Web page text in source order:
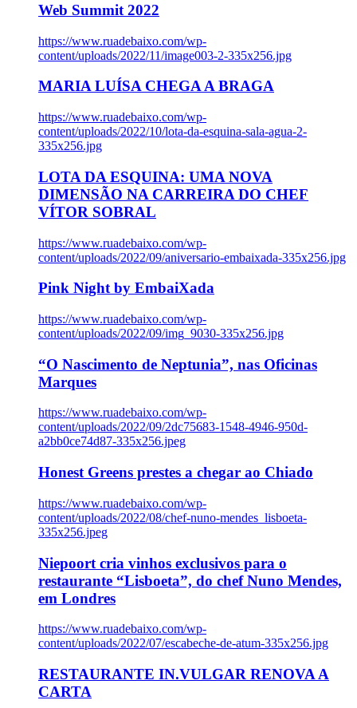
Web Summit 2022
https://www.ruadebaixo.com/wp-
content/uploads/2022/11/image003-2-335x256.jpg
MARIA LUÍSA CHEGA A BRAGA
https://www.ruadebaixo.com/wp-
content/uploads/2022/10/lota-da-esquina-sala-agua-2-
335x256.jpg
LOTA DA ESQUINA: UMA NOVA
DIMENSÃO NA CARREIRA DO CHEF
VÍTOR SOBRAL
https://www.ruadebaixo.com/wp-
content/uploads/2022/09/aniversario-embaixada-335x256.jpg
Pink Night by EmbaiXada
https://www.ruadebaixo.com/wp-
content/uploads/2022/09/img_9030-335x256.jpg
“O Nascimento de Neptunia”, nas Oficinas
Marques
https://www.ruadebaixo.com/wp-
content/uploads/2022/09/2dc75683-1548-4946-950d-
a2bb0ce74d87-335x256.jpeg
Honest Greens prestes a chegar ao Chiado
https://www.ruadebaixo.com/wp-
content/uploads/2022/08/chef-nuno-mendes_lisboeta-
335x256.jpeg
Niepoort cria vinhos exclusivos para o
restaurante “Lisboeta”, do chef Nuno Mendes,
em Londres
https://www.ruadebaixo.com/wp-
content/uploads/2022/07/escabeche-de-atum-335x256.jpg
RESTAURANTE IN.VULGAR RENOVA A
CARTA